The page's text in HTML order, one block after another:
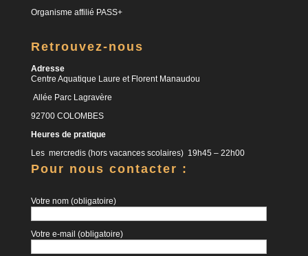
Organisme affilié PASS+
Retrouvez-nous
Adresse
Centre Aquatique Laure et Florent Manaudou
Allée Parc Lagravère
92700 COLOMBES
Heures de pratique
Les mercredis (hors vacances scolaires) 19h45 – 22h00
Pour nous contacter :
Votre nom (obligatoire)
Votre e-mail (obligatoire)